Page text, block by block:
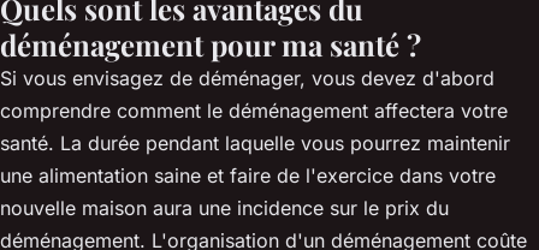
Quels sont les avantages du
déménagement pour ma santé ?
Si vous envisagez de déménager, vous devez d'abord
comprendre comment le déménagement affectera votre
santé. La durée pendant laquelle vous pourrez maintenir
une alimentation saine et faire de l'exercice dans votre
nouvelle maison aura une incidence sur le prix du
déménagement. L'organisation d'un déménagement coûte